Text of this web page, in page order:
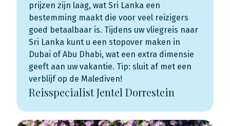
prijzen zijn laag, wat Sri Lanka een
bestemming maakt die voor veel reizigers
goed betaalbaar is. Tijdens uw vliegreis naar
Sri Lanka kunt u een stopover maken in
Dubai of Abu Dhabi, wat een extra dimensie
geeft aan uw vakantie. Tip: sluit af met een
verblijf op de Malediven!
Reisspecialist Jentel Dorrestein